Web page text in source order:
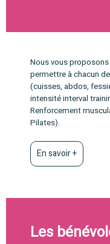
Nous vous
permettre à chacun
(cuisses, abdos,
intensité interval
Renforcement
Pilates).
En savoir +
Les